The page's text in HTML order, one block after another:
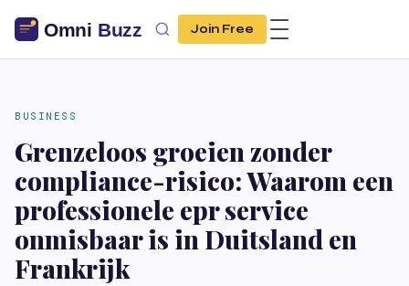
Join Free
BUSINESS
Grenzeloos groeien zonder
compliance-risico: Waarom een
professionele epr service
onmisbaar is in Duitsland en
Frankrijk